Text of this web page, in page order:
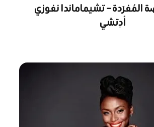
المُفرَدة – تشيماماندا نغوزي
أدِتشي